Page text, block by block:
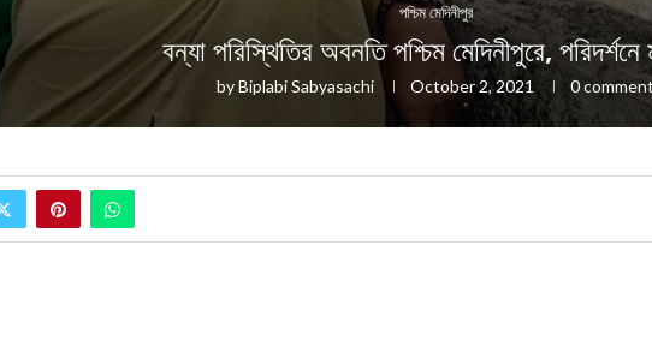
পশ্চিম মেদিনীপুর
বন্যা পরিস্থিতির অবনতি পশ্চিম মেদিনীপুরে, পরিদর্শনে
byBiplabi Sabyasachi October 2, 2021 0